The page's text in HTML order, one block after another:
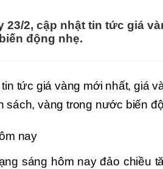
23/2, cập nhật tin tức giá
động nhẹ.
tức giá vàng mới nhất, giá
sách, vàng trong nước biến
nay
sáng hôm nay đảo chiều